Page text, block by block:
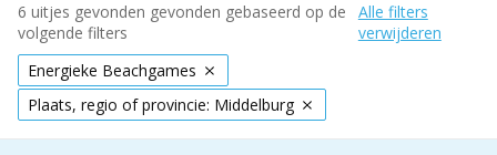
6 uitjes gevonden gevonden gebaseerd op de
volgende filters
Alle filters
verwijderen
Energieke Beachgames
Plaats, regio of provincie: Middelburg